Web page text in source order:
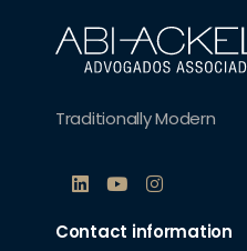
Traditionally Modern
Contact information